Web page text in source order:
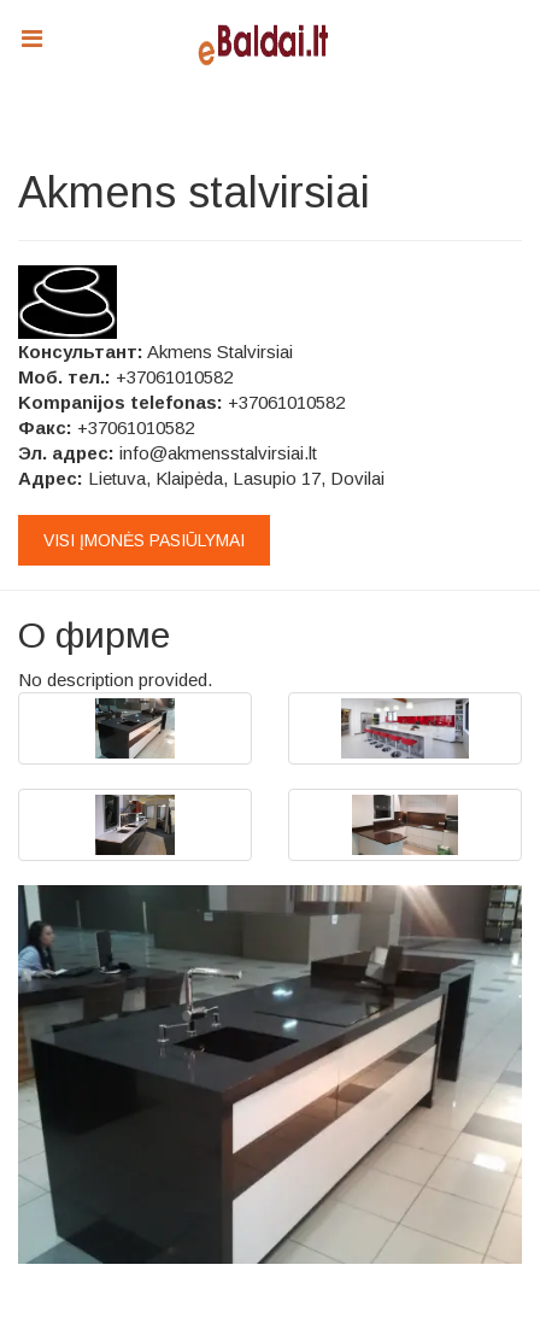
Akmens stalvirsiai
Консультант: Akmens Stalvirsiai
Моб. тел.: +37061010582
Kompanijos telefonas: +37061010582
Факс: +37061010582
Эл. адрес: info@akmensstalvirsiai.lt
Адрес: Lietuva, Klaipėda, Lasupio 17, Dovilai
VISI ĮMONĖS PASIŪLYMAI
О фирме
No description provided.